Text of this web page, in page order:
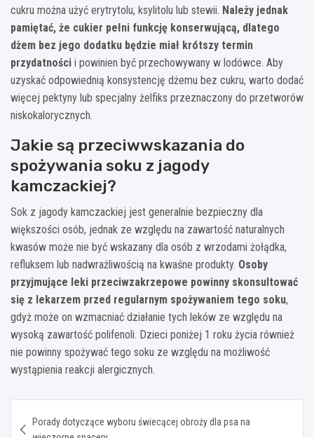
cukru można użyć erytrytolu, ksylitolu lub stewii. Należy jednak
pamiętać, że cukier pełni funkcję konserwującą, dlatego
dżem bez jego dodatku będzie miał krótszy termin
przydatności i powinien być przechowywany w lodówce. Aby
uzyskać odpowiednią konsystencję dżemu bez cukru, warto dodać
więcej pektyny lub specjalny żelfiks przeznaczony do przetworów
niskokalorycznych.
Jakie są przeciwwskazania do
spożywania soku z jagody
kamczackiej?
Sok z jagody kamczackiej jest generalnie bezpieczny dla
większości osób, jednak ze względu na zawartość naturalnych
kwasów może nie być wskazany dla osób z wrzodami żołądka,
refluksem lub nadwrażliwością na kwaśne produkty. Osoby
przyjmujące leki przeciwzakrzepowe powinny skonsultować
się z lekarzem przed regularnym spożywaniem tego soku,
gdyż może on wzmacniać działanie tych leków ze względu na
wysoką zawartość polifenoli. Dzieci poniżej 1 roku życia również
nie powinny spożywać tego soku ze względu na możliwość
wystąpienia reakcji alergicznych.
wpisu
Porady dotyczące wyboru świecącej obroży dla psa na